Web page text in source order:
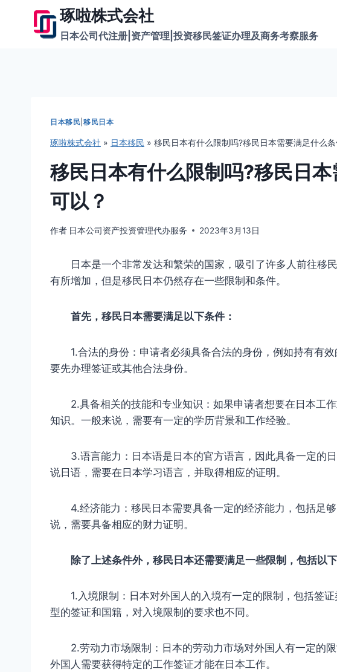
琢啦株式会社
日本公司代注册|资产管理|投资移民签证办理及商务考察服务
日本移民 移民日本
琢啦株式会社 » 日本移民 » 移民日本有什么限制吗?移民日本需要满足什么条
移民日本有什么限制吗?移民日
可以？
作者 日本公司资产投资管理代办服务 2023年3月13日
日本是一个非常发达和繁荣的国家，吸引了许多人前往移
有所增加，但是移民日本仍然存在一些限制和条件。
首先，移民日本需要满足以下条件：
1.合法的身份：申请者必须具备合法的身份，例如持有有效
要先办理签证或其他合法身份。
2.具备相关的技能和专业知识：如果申请者想要在日本工作
知识。一般来说，需要有一定的学历背景和工作经验。
3.语言能力：日本语是日本的官方语言，因此具备一定的日
说日语，需要在日本学习语言，并取得相应的证明。
4.经济能力：移民日本需要具备一定的经济能力，包括足够
说，需要具备相应的财力证明。
除了上述条件外，移民日本还需要满足一些限制，包括以
1.入境限制：日本对外国人的入境有一定的限制，包括签证
型的签证和国籍，对入境限制的要求也不同。
2.劳动力市场限制：日本的劳动力市场对外国人有一定的限
外国人需要获得特定的工作签证才能在日本工作。